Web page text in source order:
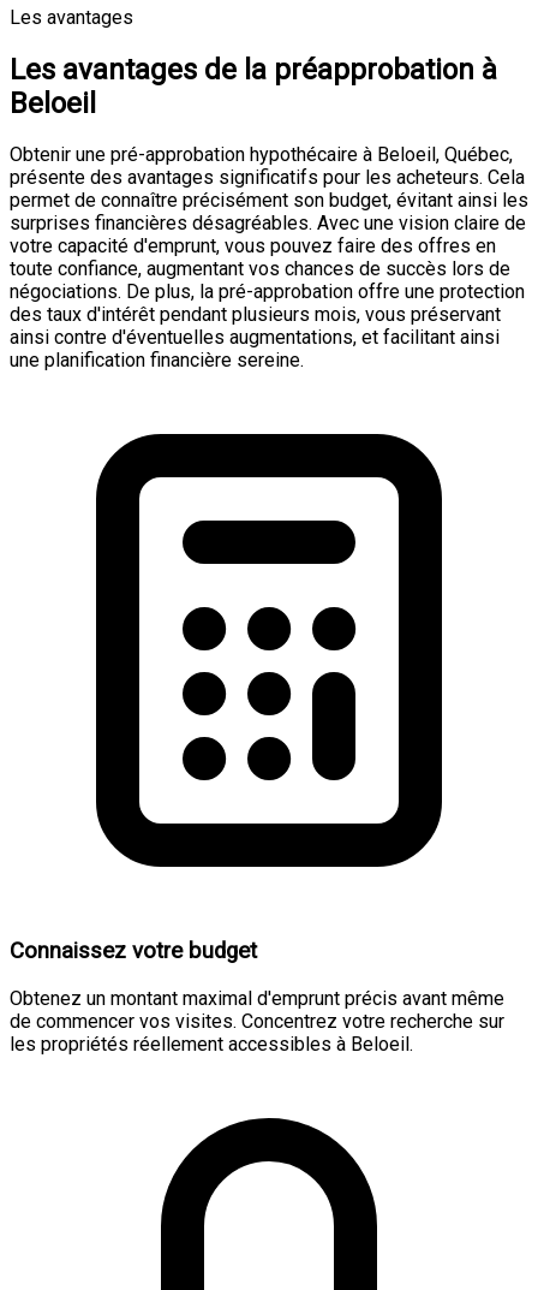
Les avantages
Les avantages de la préapprobation à
Beloeil
Obtenir une pré-approbation hypothécaire à Beloeil, Québec,
présente des avantages significatifs pour les acheteurs. Cela
permet de connaître précisément son budget, évitant ainsi les
surprises financières désagréables. Avec une vision claire de
votre capacité d'emprunt, vous pouvez faire des offres en
toute confiance, augmentant vos chances de succès lors de
négociations. De plus, la pré-approbation offre une protection
des taux d'intérêt pendant plusieurs mois, vous préservant
ainsi contre d'éventuelles augmentations, et facilitant ainsi
une planification financière sereine.
Connaissez votre budget
Obtenez un montant maximal d'emprunt précis avant même
de commencer vos visites. Concentrez votre recherche sur
les propriétés réellement accessibles à Beloeil.